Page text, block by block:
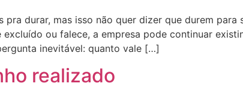
pra durar, mas isso não quer dizer que durem
ou falece, a empresa pode continuar
inevitável: quanto vale […]
realizado